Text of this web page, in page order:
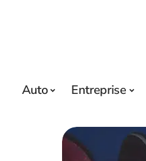
Auto Entreprise